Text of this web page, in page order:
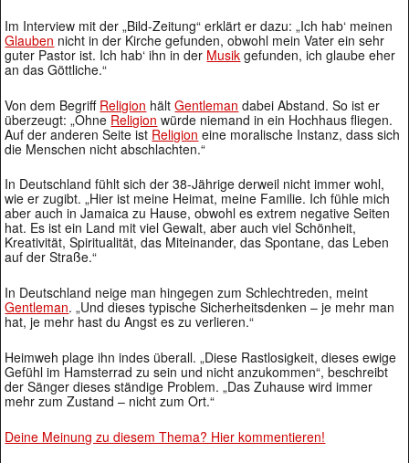
Im Interview mit der „Bild-Zeitung“ erklärt er dazu: „Ich hab‘ meinen
Glauben nicht in der Kirche gefunden, obwohl mein Vater ein sehr
guter Pastor ist. Ich hab‘ ihn in der Musik gefunden, ich glaube eher
an das Göttliche.“
Von dem Begriff Religion hältGentleman dabei Abstand. So ist er
überzeugt: „Ohne Religion würde niemand in ein Hochhaus fliegen.
Auf der anderen Seite ist Religion eine moralische Instanz, dass sich
die Menschen nicht abschlachten.“
In Deutschland fühlt sich der 38-Jährige derweil nicht immer wohl,
wie er zugibt. „Hier ist meine Heimat, meine Familie. Ich fühle mich
aber auch in Jamaica zu Hause, obwohl es extrem negative Seiten
hat. Es ist ein Land mit viel Gewalt, aber auch viel Schönheit,
Kreativität, Spiritualität, das Miteinander, das Spontane, das Leben
auf der Straße.“
In Deutschland neige man hingegen zum Schlechtreden, meint
Gentleman. „Und dieses typische Sicherheitsdenken – je mehr man
hat, je mehr hast du Angst es zu verlieren.“
Heimweh plage ihn indes überall. „Diese Rastlosigkeit, dieses ewige
Gefühl im Hamsterrad zu sein und nicht anzukommen“, beschreibt
der Sänger dieses ständige Problem. „Das Zuhause wird immer
mehr zum Zustand – nicht zum Ort.“
Deine Meinung zu diesem Thema? Hier kommentieren!